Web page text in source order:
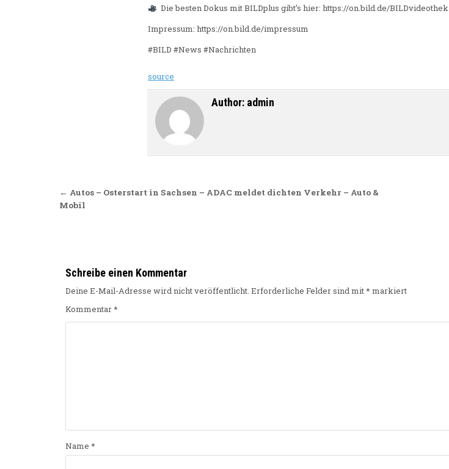
Die besten Dokus mit BILDplus gibt’s hier: https://on.bild.de/BILDvideothek
Impressum: https://on.bild.de/impressum
#BILD #News #Nachrichten
source
Author: admin
Beitragsnavigation
← Autos – Osterstart in Sachsen – ADAC meldet dichten Verkehr – Auto &
Mobil
Schreibe einen Kommentar
Deine E-Mail-Adresse wird nicht veröffentlicht. Erforderliche Felder sind mit* markiert
Kommentar*
Name *